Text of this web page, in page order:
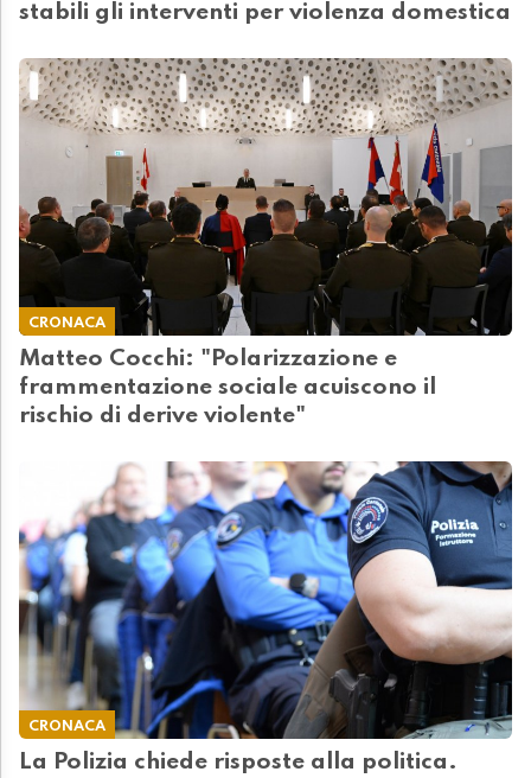
stabili gli interventi per violenza domestica
CRONACA
Matteo Cocchi: "Polarizzazione e
frammentazione sociale acuiscono il
rischio di derive violente"
CRONACA
La Polizia chiede risposte alla politica.